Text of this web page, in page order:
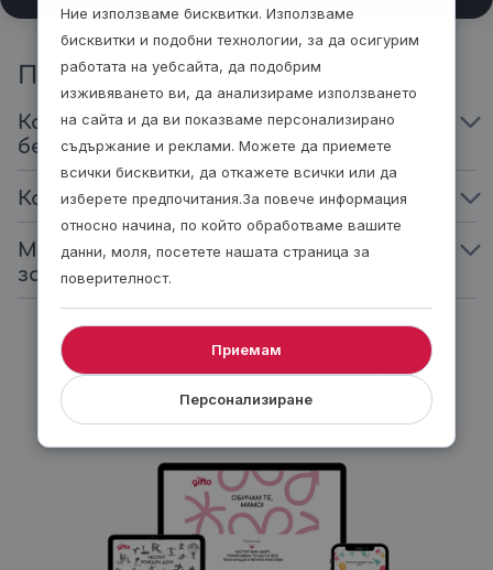
Повече информация
Какви дрешки и аксесоари да нося за
бебето?
Кога ще получа готовите снимки?
Мога ли да участвам в снимките
заедно с бебето?
Подарявай модерно
Ние използваме бисквитки. Използваме
бисквитки и подобни технологии, за да осигурим
работата на уебсайта, да подобрим
изживяването ви, да анализираме използването
на сайта и да ви показваме персонализирано
съдържание и реклами. Можете да приемете
всички бисквитки, да откажете всички или да
изберете предпочитания.За повече информация
относно начина, по който обработваме вашите
данни, моля, посетете нашата страница за
поверителност.
Персонализиране
Приемам